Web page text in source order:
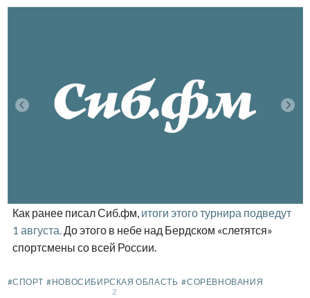
Как ранее писал Сиб.фм, итоги этого турнира подведут
1 августа. До этого в небе над Бердском «слетятся»
спортсмены со всей России.
#СПОРТ #НОВОСИБИРСКАЯ ОБЛАСТЬ #СОРЕВНОВАНИЯ
2